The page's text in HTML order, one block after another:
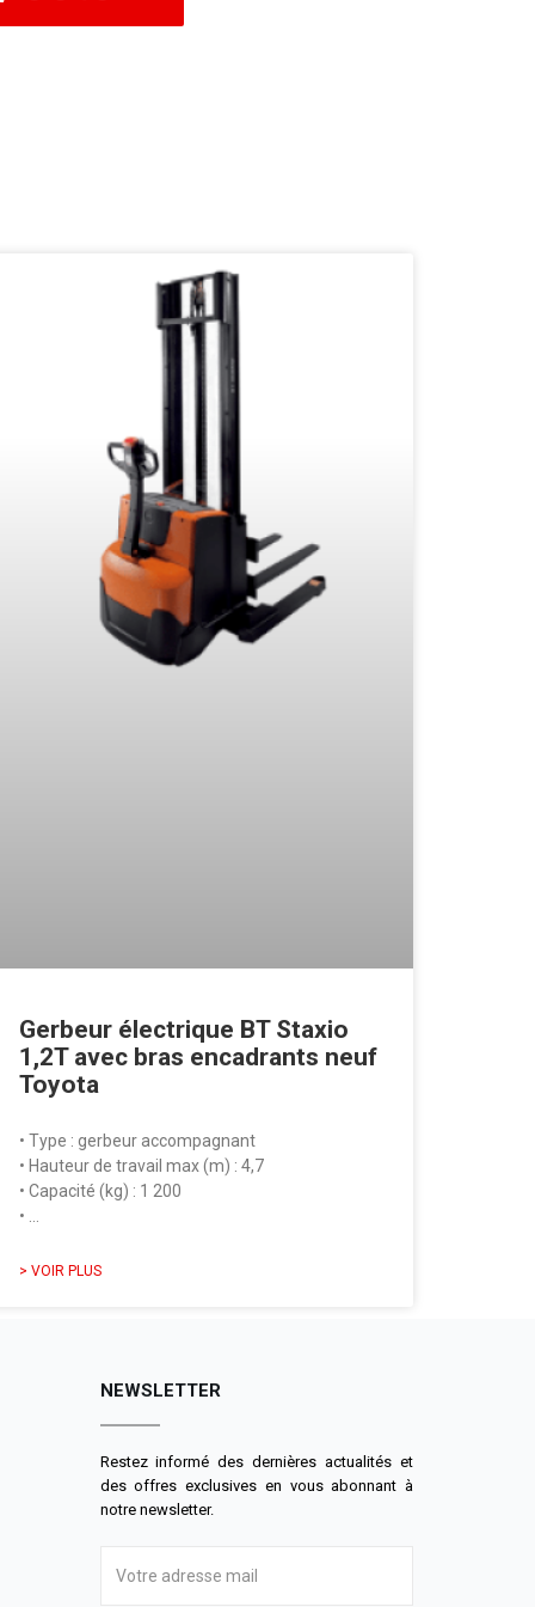
Gerbeur électrique BT Staxio
1,2T avec bras encadrants neuf
Toyota
• Type : gerbeur accompagnant
• Hauteur de travail max (m) : 4,7
• Capacité (kg) : 1 200
• …
> VOIR PLUS
NEWSLETTER
Restez informé des dernières actualités et
des offres exclusives en vous abonnant à
notre newsletter.